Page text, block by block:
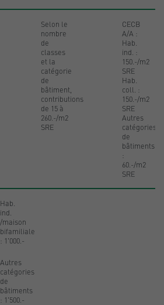
Selon le
nombre
de
classes
et la
catégorie
de
bâtiment,
contributions
de 15 à
260.-/m2
SRE
CECB
A/A :
Hab.
ind. :
150.-/m2
SRE
Hab.
coll. :
150.-/m2
SRE
Autres
catégories
de
bâtiments
:
60.-/m2
SRE
Hab.
ind.
/maison
bifamiliale
: 1'000.-
Autres
catégories
de
bâtiments
: 1'500.-